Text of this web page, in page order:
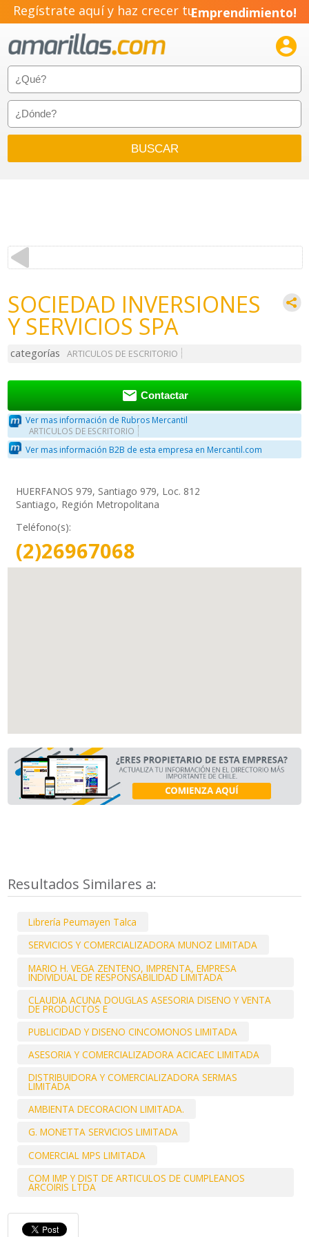
Regístrate aquí y haz crecer tuEmprendimiento!

SOCIEDAD INVERSIONES
Y SERVICIOS SPA
categorías ARTICULOS DE ESCRITORIO
 Contactar
Ver mas información de Rubros Mercantil
ARTICULOS DE ESCRITORIO
Ver mas información B2B de esta empresa en Mercantil.com
HUERFANOS 979, Santiago 979, Loc. 812
Santiago, Región Metropolitana
Teléfono(s):
(2)26967068
Resultados Similares a:
Librería Peumayen Talca
SERVICIOS Y COMERCIALIZADORA MUNOZ LIMITADA
MARIO H. VEGA ZENTENO, IMPRENTA, EMPRESA
INDIVIDUAL DE RESPONSABILIDAD LIMITADA
CLAUDIA ACUNA DOUGLAS ASESORIA DISENO Y VENTA
DE PRODUCTOS E
PUBLICIDAD Y DISENO CINCOMONOS LIMITADA
ASESORIA Y COMERCIALIZADORA ACICAEC LIMITADA
DISTRIBUIDORA Y COMERCIALIZADORA SERMAS
LIMITADA
AMBIENTA DECORACION LIMITADA.
G. MONETTA SERVICIOS LIMITADA
COMERCIAL MPS LIMITADA
COM IMP Y DIST DE ARTICULOS DE CUMPLEANOS
ARCOIRIS LTDA